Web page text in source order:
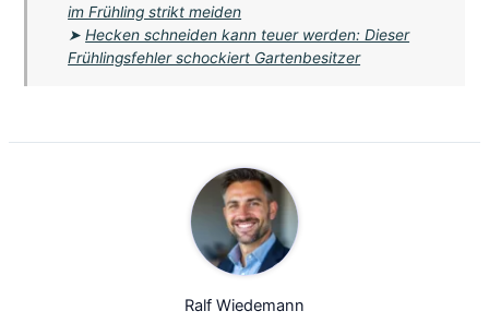
im Frühling strikt meiden
➤Hecken schneiden kann teuer werden: Dieser
Frühlingsfehler schockiert Gartenbesitzer
Ralf Wiedemann